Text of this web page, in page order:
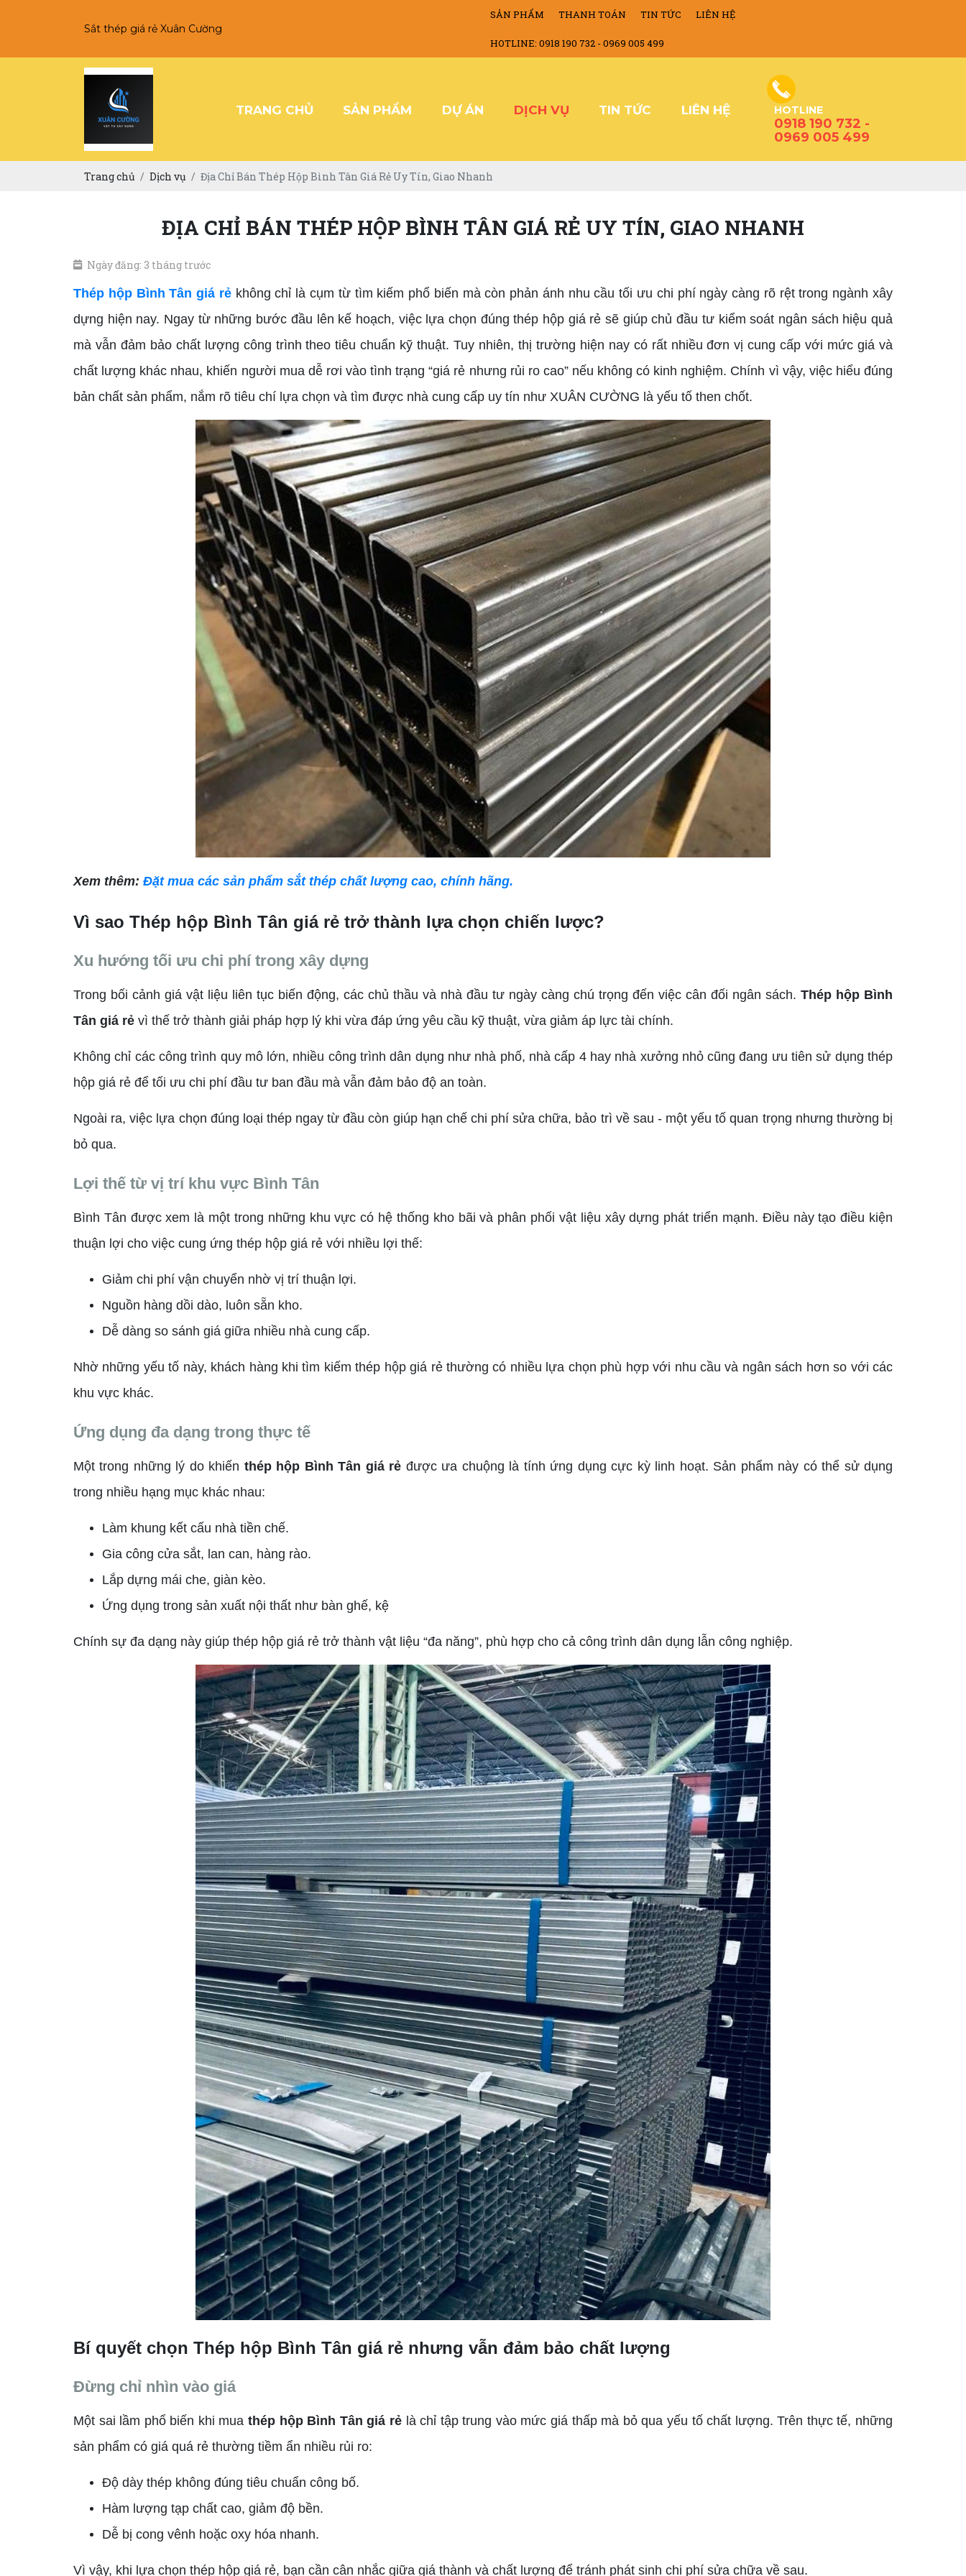
Sắt thép giá rẻ Xuân Cường
SẢN PHẨM THANH TOÁN TIN TỨC LIÊN HỆ
HOTLINE: 0918 190 732 - 0969 005 499
TRANG CHỦ SẢN PHẨM DỰ ÁN DỊCH VỤ TIN TỨC LIÊN HỆ HOTLINE
0918 190 732 -
0969 005 499
Trang chủ Dịch vụ Địa Chỉ Bán Thép Hộp Bình Tân Giá Rẻ Uy Tín, Giao Nhanh
ĐỊA CHỈ BÁN THÉP HỘP BÌNH TÂN GIÁ RẺ UY TÍN, GIAO NHANH
Ngày đăng: 3 tháng trước
Thép hộp Bình Tân giá rẻkhông chỉ là cụm từ tìm kiếm phổ biến mà còn phản ánh nhu cầu tối ưu chi phí ngày càng rõ rệt trong ngành xây
dựng hiện nay. Ngay từ những bước đầu lên kế hoạch, việc lựa chọn đúng thép hộp giá rẻ sẽ giúp chủ đầu tư kiểm soát ngân sách hiệu quả
mà vẫn đảm bảo chất lượng công trình theo tiêu chuẩn kỹ thuật. Tuy nhiên, thị trường hiện nay có rất nhiều đơn vị cung cấp với mức giá và
chất lượng khác nhau, khiến người mua dễ rơi vào tình trạng “giá rẻ nhưng rủi ro cao” nếu không có kinh nghiệm. Chính vì vậy, việc hiểu đúng
bản chất sản phẩm, nắm rõ tiêu chí lựa chọn và tìm được nhà cung cấp uy tín như XUÂN CƯỜNG là yếu tố then chốt.
Xem thêm: Đặt mua các sản phẩm sắt thép chất lượng cao, chính hãng.
Vì sao Thép hộp Bình Tân giá rẻ trở thành lựa chọn chiến lược?
Xu hướng tối ưu chi phí trong xây dựng
Trong bối cảnh giá vật liệu liên tục biến động, các chủ thầu và nhà đầu tư ngày càng chú trọng đến việc cân đối ngân sách. Thép hộp Bình
Tân giá rẻ vì thế trở thành giải pháp hợp lý khi vừa đáp ứng yêu cầu kỹ thuật, vừa giảm áp lực tài chính.
Không chỉ các công trình quy mô lớn, nhiều công trình dân dụng như nhà phố, nhà cấp 4 hay nhà xưởng nhỏ cũng đang ưu tiên sử dụng thép
hộp giá rẻ để tối ưu chi phí đầu tư ban đầu mà vẫn đảm bảo độ an toàn.
Ngoài ra, việc lựa chọn đúng loại thép ngay từ đầu còn giúp hạn chế chi phí sửa chữa, bảo trì về sau - một yếu tố quan trọng nhưng thường bị
bỏ qua.
Lợi thế từ vị trí khu vực Bình Tân
Bình Tân được xem là một trong những khu vực có hệ thống kho bãi và phân phối vật liệu xây dựng phát triển mạnh. Điều này tạo điều kiện
thuận lợi cho việc cung ứng thép hộp giá rẻ với nhiều lợi thế:
Giảm chi phí vận chuyển nhờ vị trí thuận lợi.
Nguồn hàng dồi dào, luôn sẵn kho.
Dễ dàng so sánh giá giữa nhiều nhà cung cấp.
Nhờ những yếu tố này, khách hàng khi tìm kiếm thép hộp giá rẻ thường có nhiều lựa chọn phù hợp với nhu cầu và ngân sách hơn so với các
khu vực khác.
Ứng dụng đa dạng trong thực tế
Một trong những lý do khiến thép hộp Bình Tân giá rẻ được ưa chuộng là tính ứng dụng cực kỳ linh hoạt. Sản phẩm này có thể sử dụng
trong nhiều hạng mục khác nhau:
Làm khung kết cấu nhà tiền chế.
Gia công cửa sắt, lan can, hàng rào.
Lắp dựng mái che, giàn kèo.
Ứng dụng trong sản xuất nội thất như bàn ghế, kệ
Chính sự đa dạng này giúp thép hộp giá rẻ trở thành vật liệu “đa năng”, phù hợp cho cả công trình dân dụng lẫn công nghiệp.
Bí quyết chọn Thép hộp Bình Tân giá rẻ nhưng vẫn đảm bảo chất lượng
Đừng chỉ nhìn vào giá
Một sai lầm phổ biến khi muathép hộp Bình Tân giá rẻlà chỉ tập trung vào mức giá thấp mà bỏ qua yếu tố chất lượng. Trên thực tế, những
sản phẩm có giá quá rẻ thường tiềm ẩn nhiều rủi ro:
Độ dày thép không đúng tiêu chuẩn công bố.
Hàm lượng tạp chất cao, giảm độ bền.
Dễ bị cong vênh hoặc oxy hóa nhanh.
Vì vậy, khi lựa chọn thép hộp giá rẻ, bạn cần cân nhắc giữa giá thành và chất lượng để tránh phát sinh chi phí sửa chữa về sau.